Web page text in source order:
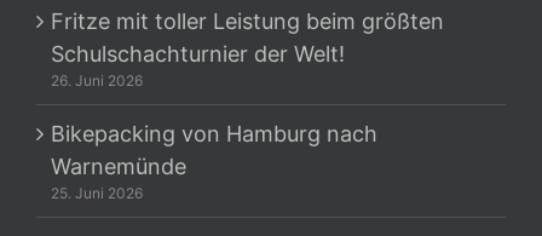
Fritze mit toller Leistung beim größten
Schulschachturnier der Welt!
26. Juni 2026
Bikepacking von Hamburg nach
Warnemünde
25. Juni 2026